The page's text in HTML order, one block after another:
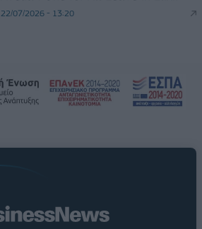
22/07/2026 - 13:20